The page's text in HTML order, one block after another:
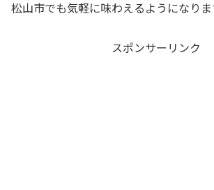
松山市でも気軽に味わえるようになりま
スポンサーリンク